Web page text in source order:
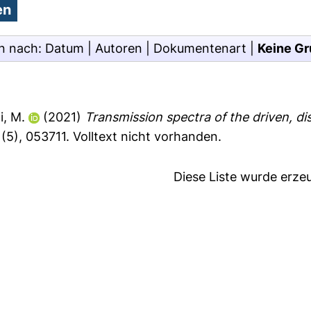
nach: Datum Autoren Dokumentenart Keine
M. (2021) Transmission spectra of the driven,
053711.Volltext nicht vorhanden.
Diese Liste wurde